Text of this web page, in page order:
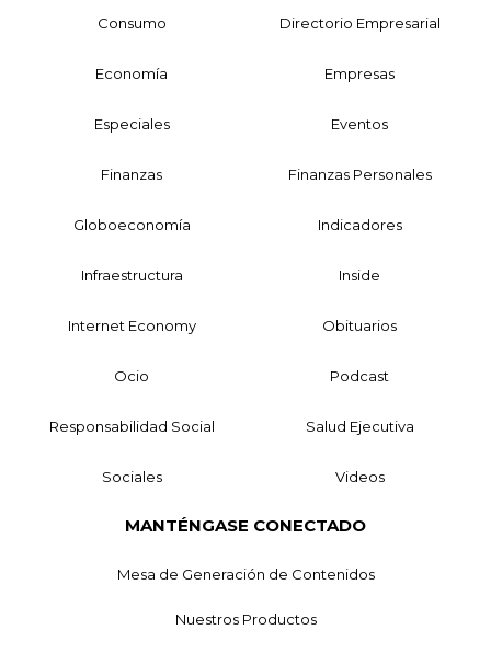
Consumo Directorio Empresarial
Economía Empresas
Especiales Eventos
Finanzas Finanzas Personales
Globoeconomía Indicadores
Infraestructura Inside
Internet Economy Obituarios
Ocio Podcast
Responsabilidad Social Salud Ejecutiva
Sociales Videos
MANTÉNGASE CONECTADO
Mesa de Generación de Contenidos
Nuestros Productos